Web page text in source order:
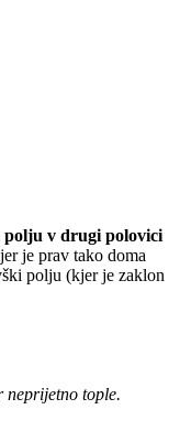
polju v drugi polovici
je prav tako doma
polju (kjer je zaklon
neprijetno tople.